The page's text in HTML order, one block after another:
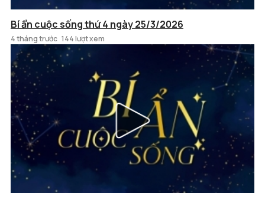
Bí ẩn cuộc sống thứ 4 ngày 25/3/2026
4 tháng trước 144 lượt xem